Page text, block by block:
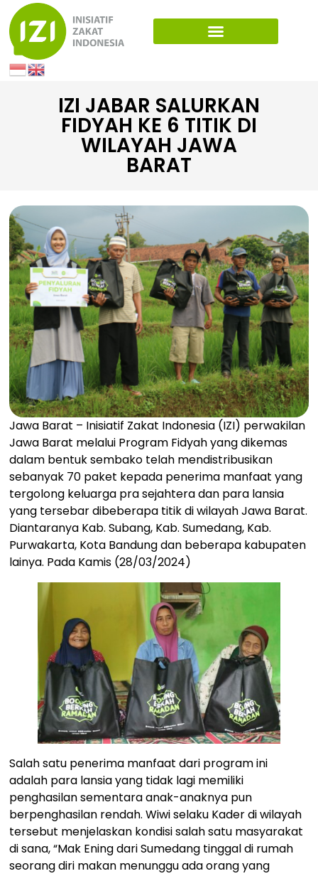
IZI JABAR SALURKAN
FIDYAH KE 6 TITIK DI
WILAYAH JAWA
BARAT
Jawa Barat – Inisiatif Zakat Indonesia (IZI) perwakilan
Jawa Barat melalui Program Fidyah yang dikemas
dalam bentuk sembako telah mendistribusikan
sebanyak 70 paket kepada penerima manfaat yang
tergolong keluarga pra sejahtera dan para lansia
yang tersebar dibeberapa titik di wilayah Jawa Barat.
Diantaranya Kab. Subang, Kab. Sumedang, Kab.
Purwakarta, Kota Bandung dan beberapa kabupaten
lainya. Pada Kamis (28/03/2024)
Salah satu penerima manfaat dari program ini
adalah para lansia yang tidak lagi memiliki
penghasilan sementara anak-anaknya pun
berpenghasilan rendah. Wiwi selaku Kader di wilayah
tersebut menjelaskan kondisi salah satu masyarakat
di sana, “Mak Ening dari Sumedang tinggal di rumah
seorang diri makan menunggu ada orang yang